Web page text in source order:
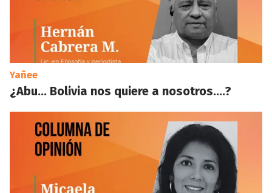
Yañee
¿Abu… Bolivia nos quiere a nosotros….?